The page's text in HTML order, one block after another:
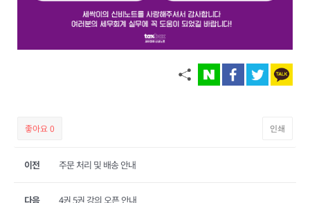
좋아요 0 인쇄
이전 주문 처리 및 배송 안내
4권 5권 강의 오픈 안내
다음